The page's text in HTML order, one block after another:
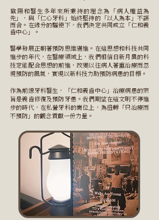
歐陽和醫生多年來所秉持的理念為「病人權益為
先」，與「仁心牙科」始終堅持的「以人為本」不謀
而合。在緣分的驅使下，我們決定共同成立「仁和義
齒中心」。
醫學發展正朝著預防思維邁進。在這思想和科技共同
進步的年代，在醫療領域上，我們相信日新月異的科
技定能配合思想的前進，改變以往病人著重治療而忽
視預防的風氣，實現以新科技力助預防病患的目標。
作為前線牙科醫生，「仁和義齒中心」治療病患的宗
旨是義齒修復及預防牙患。我們期望在這文明不停進
步的時代，在私營牙科的崗位上，為扭轉「只治療而
不預防」的觀念貢獻一份力量。